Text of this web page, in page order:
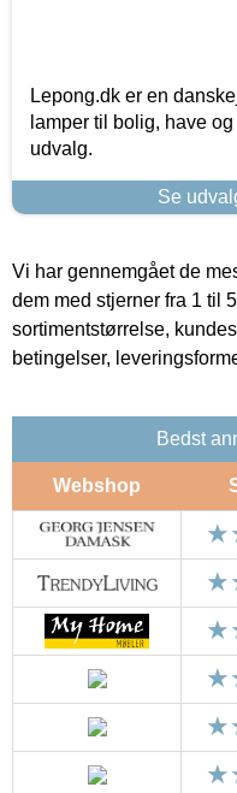
Lepong.dk er en
lamper til bolig, have
udvalg.
Se
Vi har gennemgået de
dem med stjerner fra 1 til
sortimentstørrelse,
betingelser,
Bedst
Webshop